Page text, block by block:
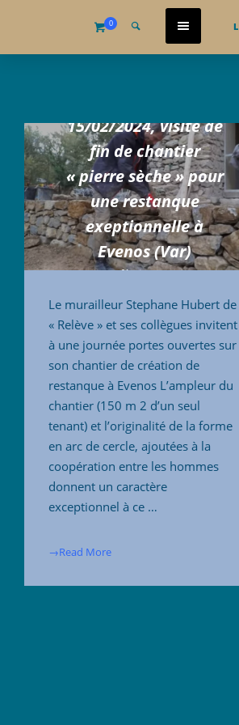
0
15/02/2024, visite de
fin de chantier
« pierre sèche » pour
une restanque
exeptionnelle à
Evenos (Var)
5 février 2024
Le murailleur Stephane Hubert de
« Relève » et ses collègues invitent
à une journée portes ouvertes sur
son chantier de création de
restanque à Evenos L’ampleur du
chantier (150 m 2 d’un seul
tenant) et l’originalité de la forme
en arc de cercle, ajoutées à la
coopération entre les hommes
donnent un caractère
exceptionnel à ce …
→Read More